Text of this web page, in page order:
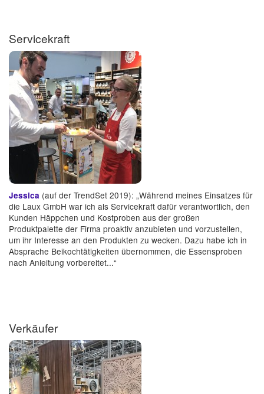
Servicekraft
Jessica (auf der TrendSet 2019): „Während meines Einsatzes für
die Laux GmbH war ich als Servicekraft dafür verantwortlich, den
Kunden Häppchen und Kostproben aus der großen
Produktpalette der Firma proaktiv anzubieten und vorzustellen,
um ihr Interesse an den Produkten zu wecken. Dazu habe ich in
Absprache Beikochtätigkeiten übernommen, die Essensproben
nach Anleitung vorbereitet...“
Verkäufer